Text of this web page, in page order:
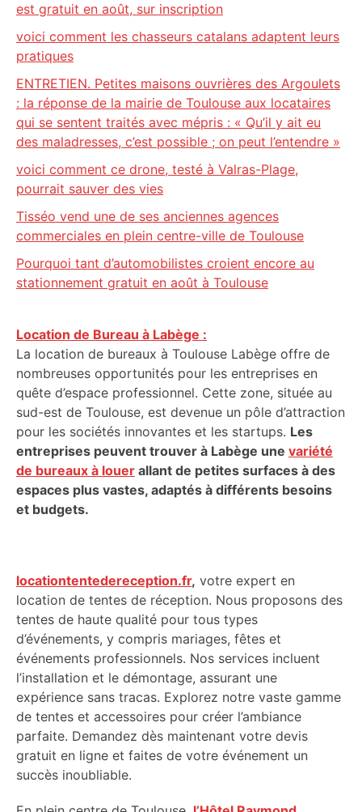
est gratuit en août, sur inscription
voici comment les chasseurs catalans adaptent leurs
pratiques
ENTRETIEN. Petites maisons ouvrières des Argoulets
: la réponse de la mairie de Toulouse aux locataires
qui se sentent traités avec mépris : « Qu’il y ait eu
des maladresses, c’est possible ; on peut l’entendre »
voici comment ce drone, testé à Valras-Plage,
pourrait sauver des vies
Tisséo vend une de ses anciennes agences
commerciales en plein centre-ville de Toulouse
Pourquoi tant d’automobilistes croient encore au
stationnement gratuit en août à Toulouse
Location de Bureau à Labège :
La location de bureaux à Toulouse Labège offre de
nombreuses opportunités pour les entreprises en
quête d’espace professionnel. Cette zone, située au
sud-est de Toulouse, est devenue un pôle d’attraction
pour les sociétés innovantes et les startups. Les
entreprises peuvent trouver à Labège une variété
de bureaux à louer allant de petites surfaces à des
espaces plus vastes, adaptés à différents besoins
et budgets.
locationtentedereception.fr, votre expert en
location de tentes de réception. Nous proposons des
tentes de haute qualité pour tous types
d’événements, y compris mariages, fêtes et
événements professionnels. Nos services incluent
l’installation et le démontage, assurant une
expérience sans tracas. Explorez notre vaste gamme
de tentes et accessoires pour créer l’ambiance
parfaite. Demandez dès maintenant votre devis
gratuit en ligne et faites de votre événement un
succès inoubliable.